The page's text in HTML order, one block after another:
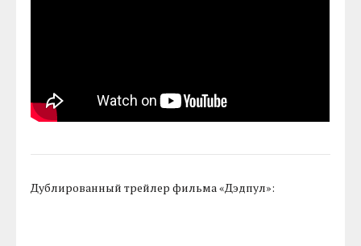
Дублированный трейлер фильма «Дэдпул»: